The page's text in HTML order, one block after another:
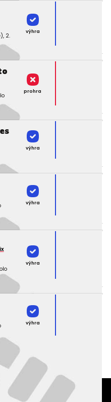
2.
výhra
prohra
výhra
výhra
výhra
výhra
rozhraní